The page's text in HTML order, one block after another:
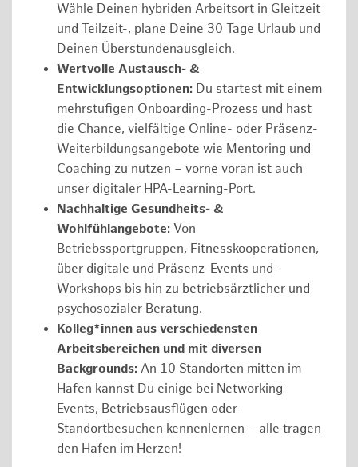
Wähle Deinen hybriden Arbeitsort in Gleitzeit
und Teilzeit-, plane Deine 30 Tage Urlaub und
Deinen Überstundenausgleich.
Wertvolle Austausch- &
Entwicklungsoptionen: Du startest mit einem
mehrstufigen Onboarding-Prozess und hast
die Chance, vielfältige Online- oder Präsenz-
Weiterbildungsangebote wie Mentoring und
Coaching zu nutzen – vorne voran ist auch
unser digitaler HPA-Learning-Port.
Nachhaltige Gesundheits- &
Wohlfühlangebote: Von
Betriebssportgruppen, Fitnesskooperationen,
über digitale und Präsenz-Events und -
Workshops bis hin zu betriebsärztlicher und
psychosozialer Beratung.
Kolleg*innen aus verschiedensten
Arbeitsbereichen und mit diversen
Backgrounds: An 10 Standorten mitten im
Hafen kannst Du einige bei Networking-
Events, Betriebsausflügen oder
Standortbesuchen kennenlernen – alle tragen
den Hafen im Herzen!